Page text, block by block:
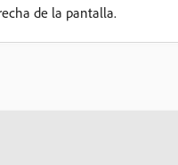
de la pantalla.